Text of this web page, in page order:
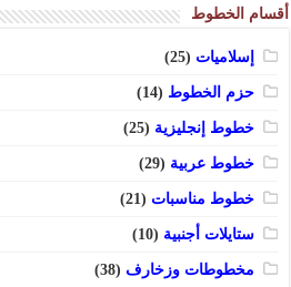
أقسام الخطوط
إسلاميات (25)
حزم الخطوط (14)
خطوط إنجليزية (25)
خطوط عربية (29)
خطوط مناسبات (21)
ستايلات أجنبية (10)
مخطوطات وزخارف (38)